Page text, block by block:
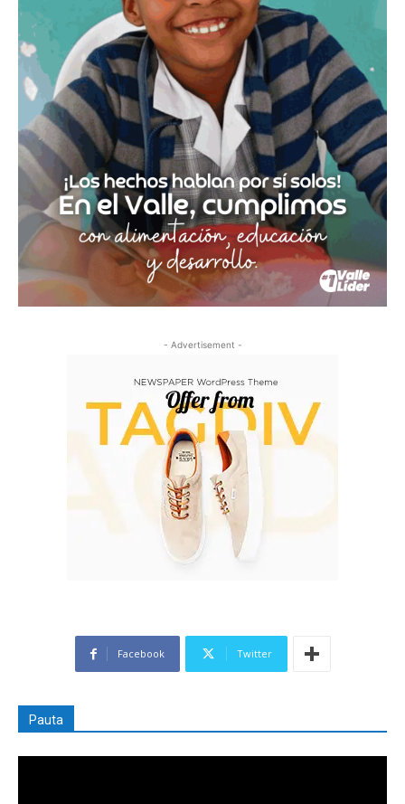
- Advertisement -
Facebook Twitter
Pauta